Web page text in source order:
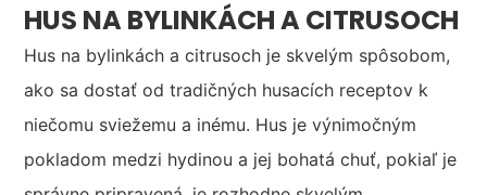
HUS NA BYLINKÁCH A CITRUSOCH
Hus na bylinkách a citrusoch je skvelým spôsobom,
ako sa dostať od tradičných husacích receptov k
niečomu sviežemu a inému. Hus je výnimočným
pokladom medzi hydinou a jej bohatá chuť, pokiaľ je